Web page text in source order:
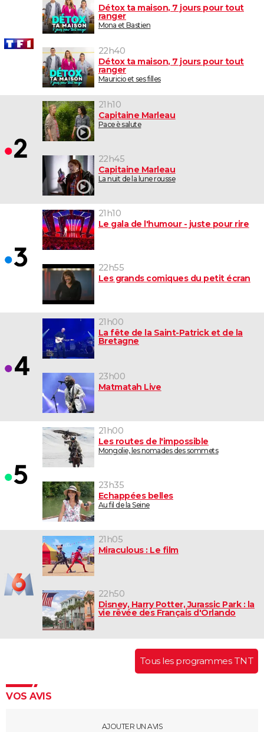
Détox ta maison, 7 jours pour tout
ranger
Mona et Bastien
22h40
Détox ta maison, 7 jours pour tout
ranger
Mauricio et ses filles
21h10
Capitaine Marleau
Pace è salute
22h45
Capitaine Marleau
La nuit de la lune rousse
21h10
Le gala de l'humour - juste pour rire
22h55
Les grands comiques du petit écran
21h00
La fête de la Saint-Patrick et de la
Bretagne
23h00
Matmatah Live
21h00
Les routes de l'impossible
Mongolie, les nomades des sommets
23h35
Echappées belles
Au fil de la Seine
21h05
Miraculous : Le film
22h50
Disney, Harry Potter, Jurassic Park : la
vie rêvée des Français d'Orlando
Tous les programmes TNT
VOS AVIS
AJOUTER UN AVIS